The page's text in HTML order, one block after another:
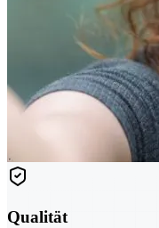
Qualität